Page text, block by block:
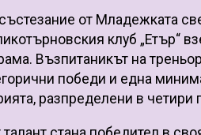
от Младежката
клуб „Етър“
Възпитаникът на
победи и една
разпределени в четири